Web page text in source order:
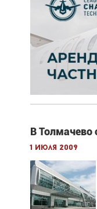
В Толмачево
1 июля 2009